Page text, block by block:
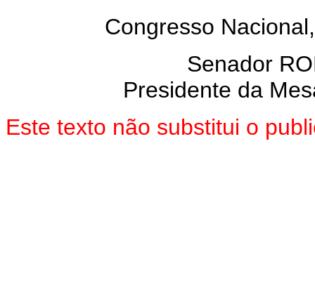
Congresso
Senador
Presidente da
Este texto não substitui o